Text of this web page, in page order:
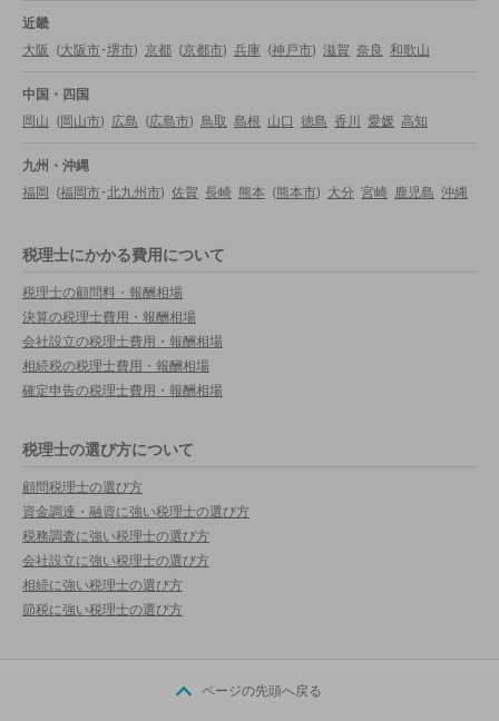
近畿
大阪 (大阪市・堺市) 京都 (京都市) 兵庫 (神戸市) 滋賀 奈良 和歌山
中国・四国
岡山 (岡山市) 広島 (広島市) 鳥取 島根 山口 徳島 香川 愛媛 高知
九州・沖縄
福岡 (福岡市・北九州市) 佐賀 長崎 熊本 (熊本市) 大分 宮崎 鹿児島 沖縄
税理士にかかる費用について
税理士の顧問料・報酬相場
決算の税理士費用・報酬相場
会社設立の税理士費用・報酬相場
相続税の税理士費用・報酬相場
確定申告の税理士費用・報酬相場
税理士の選び方について
顧問税理士の選び方
資金調達・融資に強い税理士の選び方
税務調査に強い税理士の選び方
会社設立に強い税理士の選び方
相続に強い税理士の選び方
節税に強い税理士の選び方
ページの先頭へ戻る